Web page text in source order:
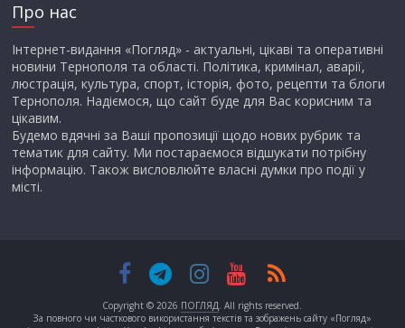
Про нас
Інтернет-видання «Погляд» - актуальні, цікаві та оперативні
новини Тернополя та області. Політика, кримінал, аварії,
люстрація, культура, спорт, історія, фото, рецепти та блоги
Тернополя. Надіємося, що сайт буде для Вас корисним та
цікавим.
Будемо вдячні за Ваші пропозиції щодо нових рубрик та
тематик для сайту. Ми постараємося відшукати потрібну
інформацію. Також висловлюйте власні думки про події у
місті.
Copyright © 2026 ПОГЛЯД. All rights reserved.
За повного чи часткового використання текстів та зображень сайту «Погляд»